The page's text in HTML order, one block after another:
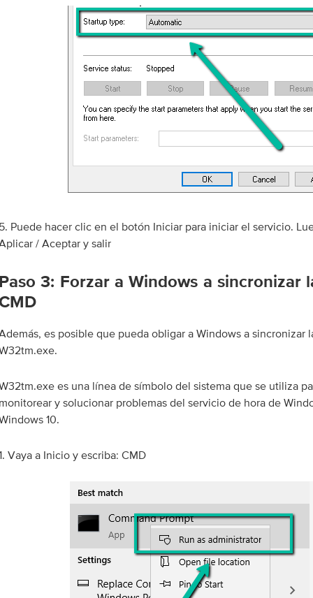
Puede hacer clic en el botón Iniciar para iniciar el servicio.
/ Aceptar y salir
3: Forzar a Windows a sincronizar
es posible que pueda obligar a Windows a sincronizar
es una línea de símbolo del sistema que se utiliza
y solucionar problemas del servicio de hora de
10.
Vaya a Inicio y escriba: CMD